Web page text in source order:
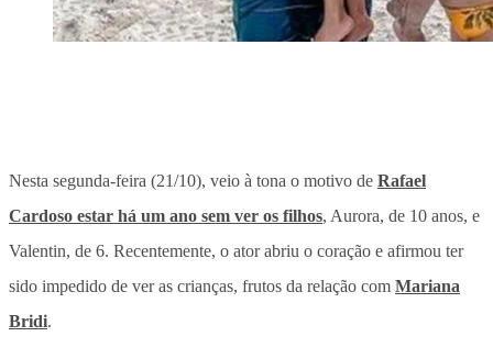
Nesta segunda-feira (21/10), veio à tona o motivo de Rafael
Cardoso estar há um ano sem ver os filhos, Aurora, de 10 anos, e
Valentin, de 6. Recentemente, o ator abriu o coração e afirmou ter
sido impedido de ver as crianças, frutos da relação com Mariana
Bridi.